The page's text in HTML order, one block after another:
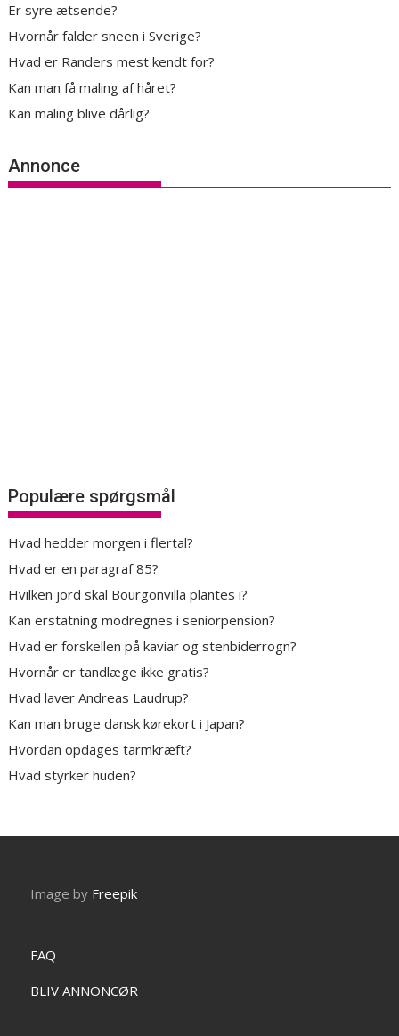
Er syre ætsende?
Hvornår falder sneen i Sverige?
Hvad er Randers mest kendt for?
Kan man få maling af håret?
Kan maling blive dårlig?
Annonce
Populære spørgsmål
Hvad hedder morgen i flertal?
Hvad er en paragraf 85?
Hvilken jord skal Bourgonvilla plantes i?
Kan erstatning modregnes i seniorpension?
Hvad er forskellen på kaviar og stenbiderrogn?
Hvornår er tandlæge ikke gratis?
Hvad laver Andreas Laudrup?
Kan man bruge dansk kørekort i Japan?
Hvordan opdages tarmkræft?
Hvad styrker huden?
Image by Freepik
FAQ
BLIV ANNONCØR